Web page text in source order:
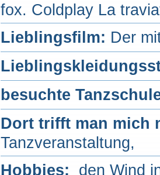
fox. Coldplay La
Lieblingsfilm: Der
besuchte
Dort trifft man mich
Tanzveranstaltung,
Hobbies:
den Wind